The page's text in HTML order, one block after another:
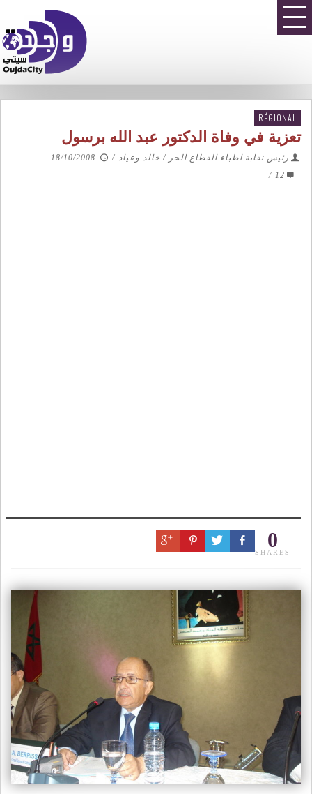
RÉGIONAL
تعزية في وفاة الدكتور عبد الله برسول
رئيس نقابة اطباء القطاع الحر / خالد وعياد /
18/10/2008
12
/
0
SHARES